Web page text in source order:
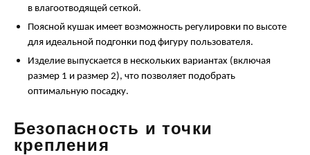
в влагоотводящей сеткой.
Поясной кушак имеет возможность регулировки по высоте
для идеальной подгонки под фигуру пользователя.
Изделие выпускается в нескольких вариантах (включая
размер 1 и размер 2), что позволяет подобрать
оптимальную посадку.
Безопасность и точки
крепления